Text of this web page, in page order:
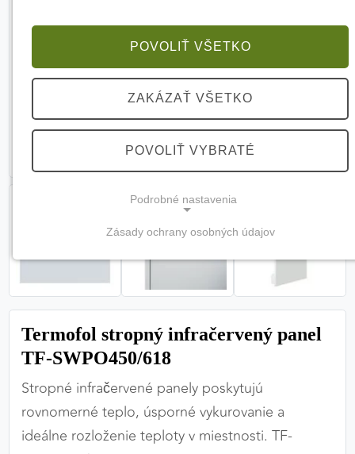
Termofol stropný infračervený panel
TF-SWPO450/618
Stropné infračervené panely poskytujú
rovnomerné teplo, úsporné vykurovanie a
ideálne rozloženie teploty v miestnosti. TF-
POVOLIŤ VŠETKO
ZAKÁZAŤ VŠETKO
POVOLIŤ VYBRATÉ
Podrobné nastavenia
Tieto cookies sú potrebné na správne fungovanie
zabezpečiť jej plnú funkčnosť.
PREFERENČNÉ COOKIES
Zásady ochrany osobných údajov